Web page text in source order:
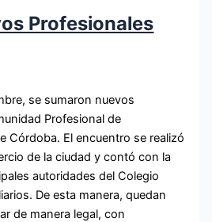
Profesionales
se sumaron nuevos
Profesional de
Córdoba. El encuentro se realizó
de la ciudad y contó con la
autoridades del Colegio
De esta manera, quedan
de manera legal, con